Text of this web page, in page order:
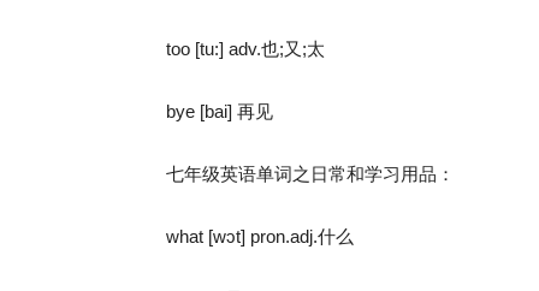
too [tu:] adv.也;又;太
bye [bai] 再见
七年级英语单词之日常和学习用品：
what [wɔt] pron.adj.什么